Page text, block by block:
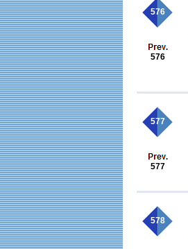
576
576
577
577
578